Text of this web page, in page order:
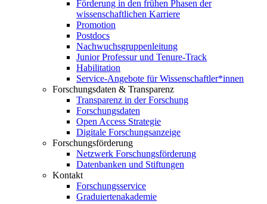
Förderung in den frühen Phasen der
wissenschaftlichen Karriere
Promotion
Postdocs
Nachwuchsgruppenleitung
Junior Professur und Tenure-Track
Habilitation
Service-Angebote für Wissenschaftler*innen
Forschungsdaten & Transparenz
Transparenz in der Forschung
Forschungsdaten
Open Access Strategie
Digitale Forschungsanzeige
Forschungsförderung
Netzwerk Forschungsförderung
Datenbanken und Stiftungen
Kontakt
Forschungsservice
Graduiertenakademie